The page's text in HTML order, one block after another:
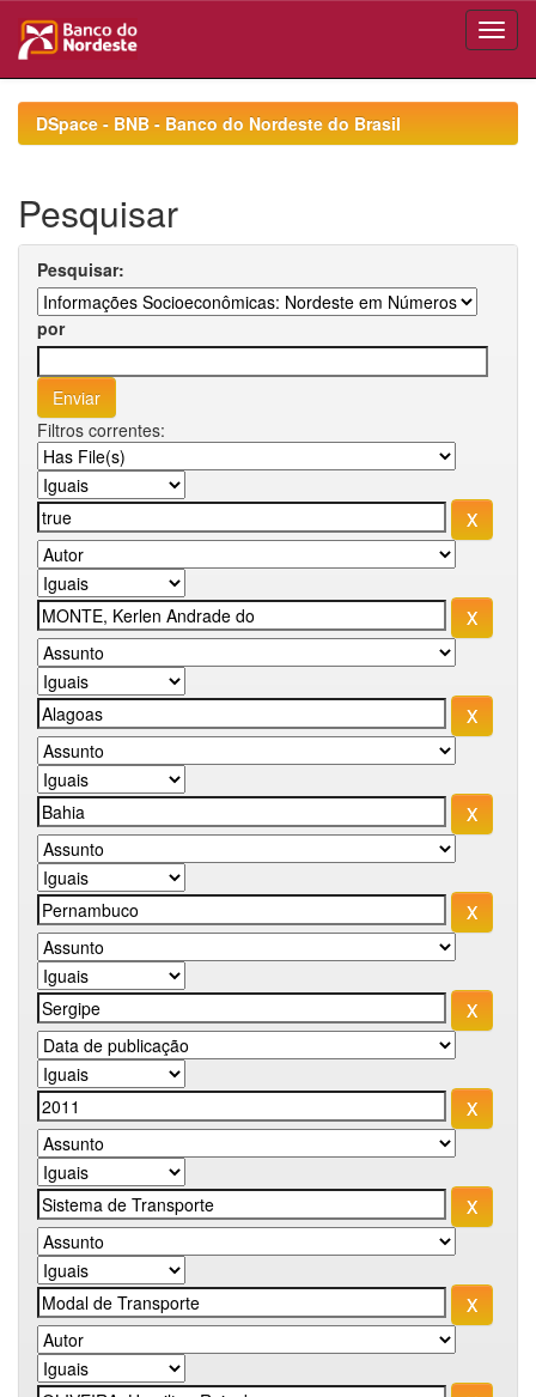
navigationDSpace - BNB - Banco do Nordeste do Brasil
Pesquisar
Pesquisar:
por
Filtros correntes: